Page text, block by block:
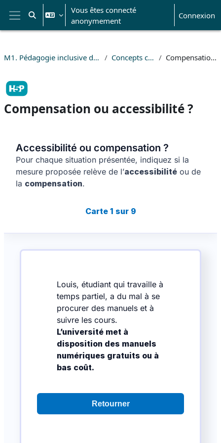
Passer au contenu principal
Panneau latéral
Activer/désactiver la saisie de recherche
Vous êtes connecté
anonymement
Connexion
M1. Pédagogie inclusive dans l'enseignement supérieur. Concepts clés de l'inclusion Compensation ou accessibilité ?
Compensation ou accessibilité ?